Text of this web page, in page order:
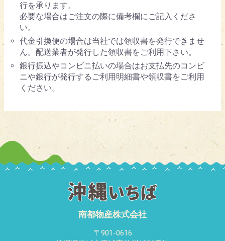
行を承ります。
必要な場合はご注文の際に備考欄にご記入くださ
い。
代金引換便の場合は当社では領収書を発行できませ
ん。配送業者が発行した領収書をご利用下さい。
銀行振込やコンビニ払いの場合はお支払先のコンビ
ニや銀行が発行するご利用明細書や領収書をご利用
ください。
南都物産株式会社
〒901-0616